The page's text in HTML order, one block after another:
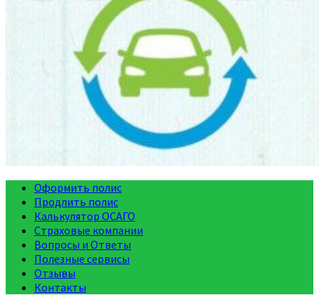
Оформить полис
Продлить полис
Калькулятор ОСАГО
Страховые компании
Вопросы и Ответы
Полезные сервисы
Отзывы
Контакты